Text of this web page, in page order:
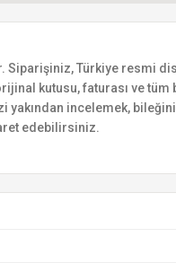
Siparişiniz, Türkiye resmi
kutusu, faturası ve
yakından incelemek,
edebilirsiniz.